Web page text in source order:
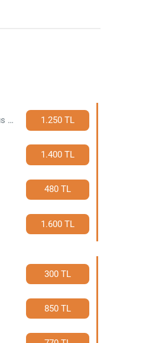
Niğde - Kahramanmaraş Otobüs Bileti 1.250 TL
1.400 TL
480 TL
1.600 TL
300 TL
850 TL